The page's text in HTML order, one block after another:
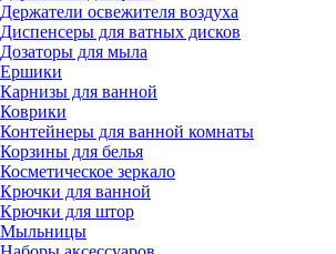
Держатели освежителя воздуха
Диспенсеры для ватных дисков
Дозаторы для мыла
Ершики
Карнизы для ванной
Коврики
Контейнеры для ванной комнаты
Корзины для белья
Косметическое зеркало
Крючки для ванной
Крючки для штор
Мыльницы